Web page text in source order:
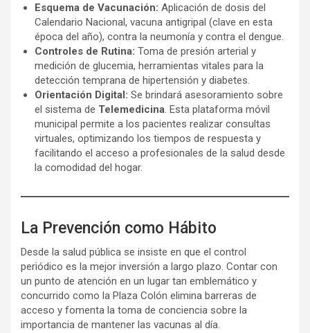
Esquema de Vacunación: Aplicación de dosis del
Calendario Nacional, vacuna antigripal (clave en esta
época del año), contra la neumonía y contra el dengue.
Controles de Rutina: Toma de presión arterial y
medición de glucemia, herramientas vitales para la
detección temprana de hipertensión y diabetes.
Orientación Digital: Se brindará asesoramiento sobre
el sistema de Telemedicina. Esta plataforma móvil
municipal permite a los pacientes realizar consultas
virtuales, optimizando los tiempos de respuesta y
facilitando el acceso a profesionales de la salud desde
la comodidad del hogar.
La Prevención como Hábito
Desde la salud pública se insiste en que el control
periódico es la mejor inversión a largo plazo. Contar con
un punto de atención en un lugar tan emblemático y
concurrido como la Plaza Colón elimina barreras de
acceso y fomenta la toma de conciencia sobre la
importancia de mantener las vacunas al día.